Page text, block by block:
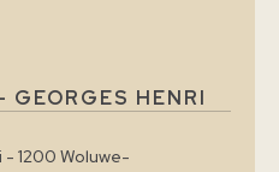
GEORGES HENRI
- 1200 Woluwe-